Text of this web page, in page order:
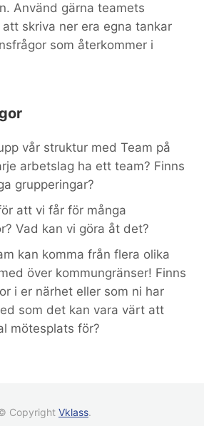
Använd gärna teamets
skriva ner era egna tankar
som återkommer i
vår struktur med Team på
arbetslag ha ett team? Finns
grupperingar?
att vi får för många
Vad kan vi göra åt det?
kan komma från flera olika
över kommungränser! Finns
i er närhet eller som ni har
som det kan vara värt att
mötesplats för?
Copyright Vklass.